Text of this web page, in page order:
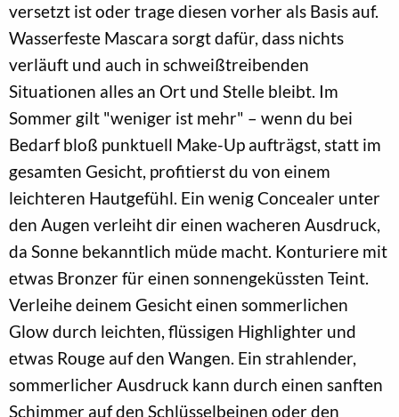
versetzt ist oder trage diesen vorher als Basis auf.
Wasserfeste Mascara sorgt dafür, dass nichts
verläuft und auch in schweißtreibenden
Situationen alles an Ort und Stelle bleibt. Im
Sommer gilt "weniger ist mehr" – wenn du bei
Bedarf bloß punktuell Make-Up aufträgst, statt im
gesamten Gesicht, profitierst du von einem
leichteren Hautgefühl. Ein wenig Concealer unter
den Augen verleiht dir einen wacheren Ausdruck,
da Sonne bekanntlich müde macht. Konturiere mit
etwas Bronzer für einen sonnengeküssten Teint.
Verleihe deinem Gesicht einen sommerlichen
Glow durch leichten, flüssigen Highlighter und
etwas Rouge auf den Wangen. Ein strahlender,
sommerlicher Ausdruck kann durch einen sanften
Schimmer auf den Schlüsselbeinen oder den